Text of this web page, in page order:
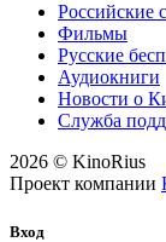
Российские
Фильмы
Русские
Аудиокниги
Новости о
Служба
2026 © KinoRius
Проект компании
Вход